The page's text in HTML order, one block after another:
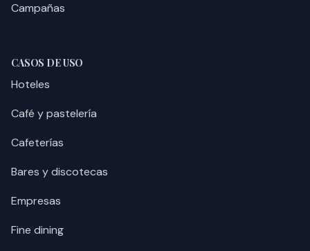
Campañas
CASOS DE USO
Hoteles
Café y pastelería
Cafeterías
Bares y discotecas
Empresas
Fine dining